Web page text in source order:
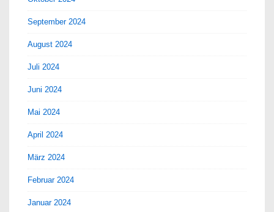
September 2024
August 2024
Juli 2024
Juni 2024
Mai 2024
April 2024
März 2024
Februar 2024
Januar 2024